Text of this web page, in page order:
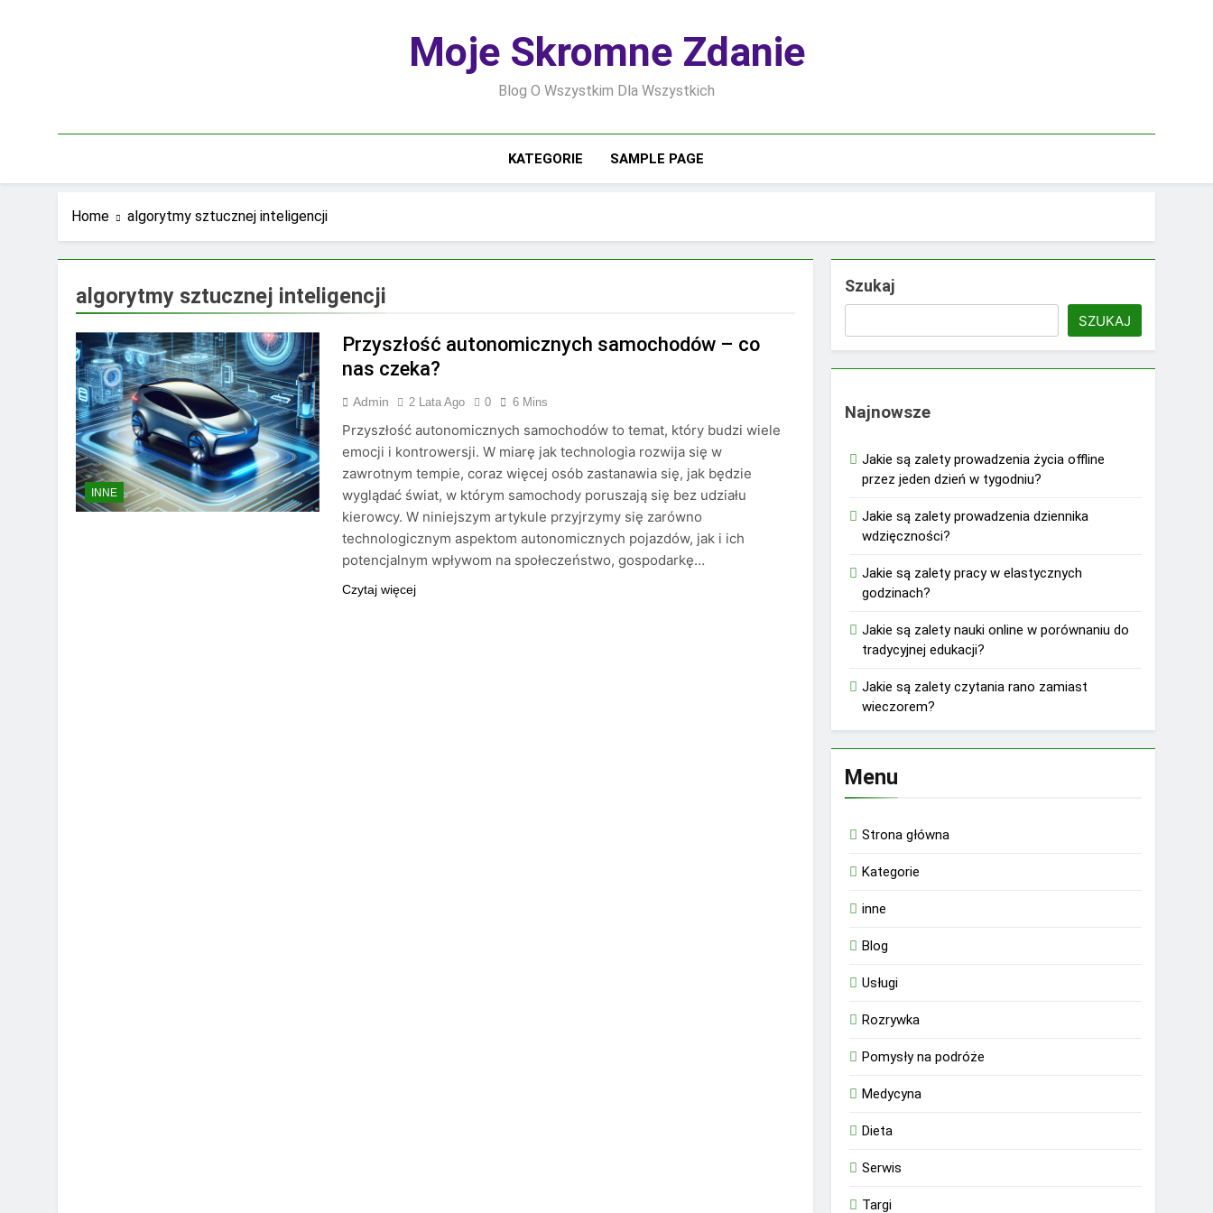
Moje Skromne Zdanie
Blog O Wszystkim Dla Wszystkich
KATEGORIE SAMPLE PAGE
Home algorytmy sztucznej inteligencji
algorytmy sztucznej inteligencji
INNE
Przyszłość autonomicznych samochodów – co
nas czeka?
Admin 2 Lata Ago 0 6 Mins
Przyszłość autonomicznych samochodów to temat, który budzi wiele
emocji i kontrowersji. W miarę jak technologia rozwija się w
zawrotnym tempie, coraz więcej osób zastanawia się, jak będzie
wyglądać świat, w którym samochody poruszają się bez udziału
kierowcy. W niniejszym artykule przyjrzymy się zarówno
technologicznym aspektom autonomicznych pojazdów, jak i ich
potencjalnym wpływom na społeczeństwo, gospodarkę…
Czytaj więcej
Szukaj
SZUKAJ
Najnowsze
Jakie są zalety prowadzenia życia offline
przez jeden dzień w tygodniu?
Jakie są zalety prowadzenia dziennika
wdzięczności?
Jakie są zalety pracy w elastycznych
godzinach?
Jakie są zalety nauki online w porównaniu do
tradycyjnej edukacji?
Jakie są zalety czytania rano zamiast
wieczorem?
Menu
Strona główna
Kategorie
inne
Blog
Usługi
Rozrywka
Pomysły na podróże
Medycyna
Dieta
Serwis
Targi